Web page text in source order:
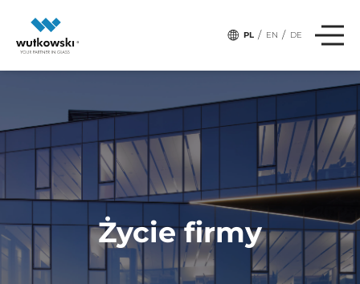
PL / EN / DE
Życie firmy